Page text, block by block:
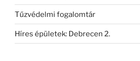
Tűzvédelmi fogalomtár
Híres épületek: Debrecen 2.